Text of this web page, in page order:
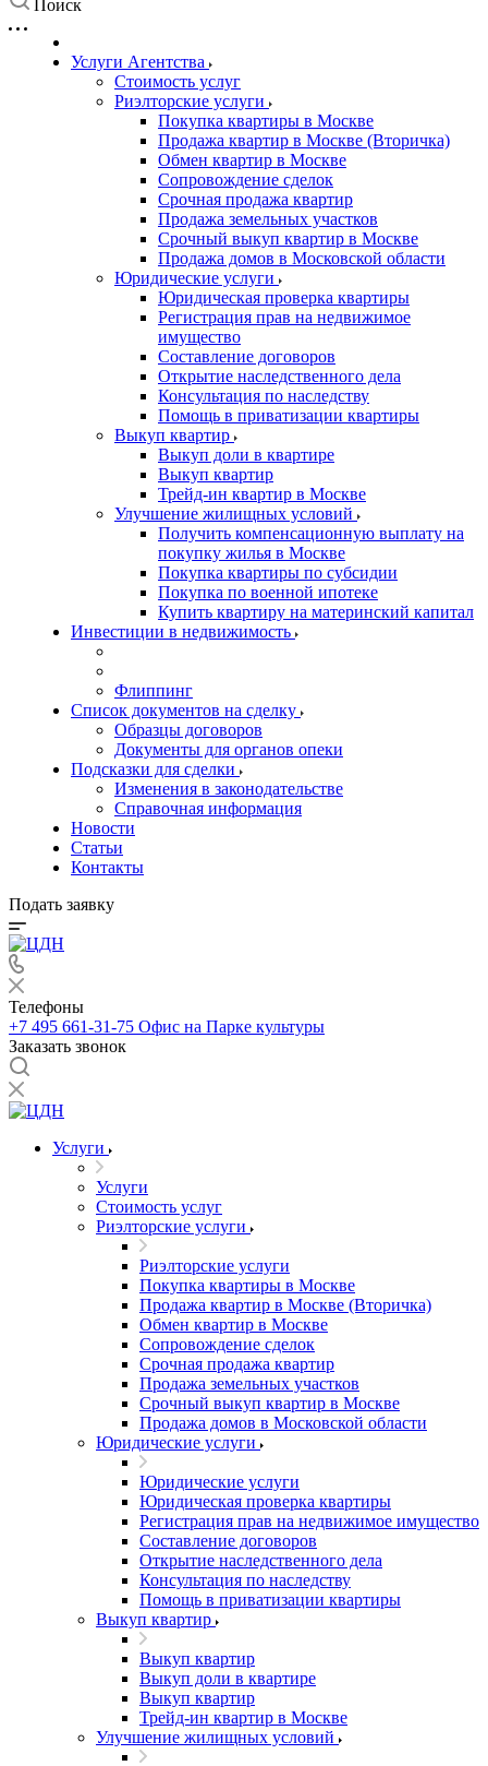
Поиск
Услуги Агентства
Стоимость услуг
Риэлторские услуги
Покупка квартиры в Москве
Продажа квартир в Москве (Вторичка)
Обмен квартир в Москве
Сопровождение сделок
Срочная продажа квартир
Продажа земельных участков
Срочный выкуп квартир в Москве
Продажа домов в Московской области
Юридические услуги
Юридическая проверка квартиры
Регистрация прав на недвижимое
имущество
Составление договоров
Открытие наследственного дела
Консультация по наследству
Помощь в приватизации квартиры
Выкуп квартир
Выкуп доли в квартире
Выкуп квартир
Трейд-ин квартир в Москве
Улучшение жилищных условий
Получить компенсационную выплату на
покупку жилья в Москве
Покупка квартиры по субсидии
Покупка по военной ипотеке
Купить квартиру на материнский капитал
Инвестиции в недвижимость
Флиппинг
Список документов на сделку
Образцы договоров
Документы для органов опеки
Подсказки для сделки
Изменения в законодательстве
Справочная информация
Новости
Статьи
Контакты
Подать заявку
Телефоны
+7 495 661-31-75 Офис на Парке культуры
Заказать звонок
Услуги
Услуги
Стоимость услуг
Риэлторские услуги
Риэлторские услуги
Покупка квартиры в Москве
Продажа квартир в Москве (Вторичка)
Обмен квартир в Москве
Сопровождение сделок
Срочная продажа квартир
Продажа земельных участков
Срочный выкуп квартир в Москве
Продажа домов в Московской области
Юридические услуги
Юридические услуги
Юридическая проверка квартиры
Регистрация прав на недвижимое имущество
Составление договоров
Открытие наследственного дела
Консультация по наследству
Помощь в приватизации квартиры
Выкуп квартир
Выкуп квартир
Выкуп доли в квартире
Выкуп квартир
Трейд-ин квартир в Москве
Улучшение жилищных условий